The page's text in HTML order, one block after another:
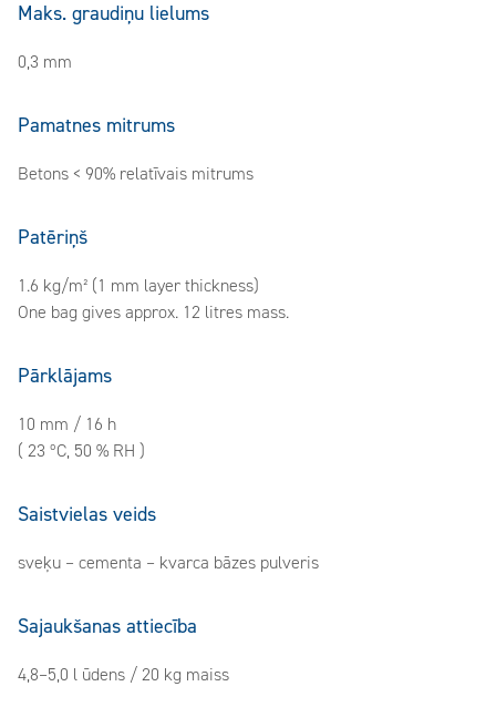
Maks. graudiņu lielums
0,3 mm
Pamatnes mitrums
Betons < 90% relatīvais mitrums
Patēriņš
1.6 kg/m² (1 mm layer thickness)
One bag gives approx. 12 litres mass.
Pārklājams
10 mm / 16 h
( 23 ºC, 50 % RH )
Saistvielas veids
sveķu – cementa – kvarca bāzes pulveris
Sajaukšanas attiecība
4,8–5,0 l ūdens / 20 kg maiss